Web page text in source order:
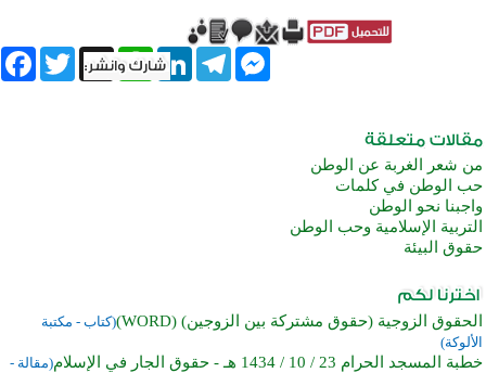
Twitter X
WhatsAppLinkedInTelegram
Messenger
من شعر الغربة عن الوطن
حب الوطن في كلمات
واجبنا نحو الوطن
التربية الإسلامية وحب الوطن
حقوق البيئة
الحقوق الزوجية (حقوق مشتركة بين الزوجين) (WORD)
(كتاب - مكتبة
الألوكة)
خطبة المسجد الحرام 23 / 10 / 1434 هـ - حقوق الجار في الإسلام
(مقالة -